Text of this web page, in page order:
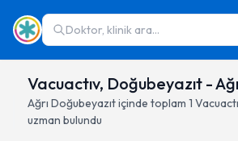
Doktor, klinik ara...
Vacuactıv, Doğubeyazıt -
Ağrı Doğubeyazıtiçinde toplam 1
uzman bulundu